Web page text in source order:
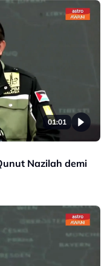
01:01
Nazilah demi